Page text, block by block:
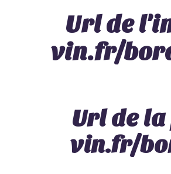
Url de
vin.fr/
Url de
vin.fr/